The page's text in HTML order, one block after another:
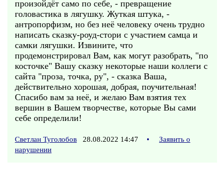
произойдёт само по себе, - превращение
головастика в лягушку. Жуткая штука, -
антропорфизм, но без неё человеку очень трудно
написать сказку-роуд-стори с участием самца и
самки лягушки. Извините, что
продемонстрировал Вам, как могут разобрать, "по
косточке" Вашу сказку некоторые наши коллеги с
сайта "проза, точка, ру", - сказка Ваша,
действительно хорошая, добрая, поучительная!
Спасибо вам за неё, и желаю Вам взятия тех
вершин в Вашем творчестве, которые Вы сами
себе определили!
Светлан Туголобов 28.08.2022 14:47 •
Заявить о
нарушении